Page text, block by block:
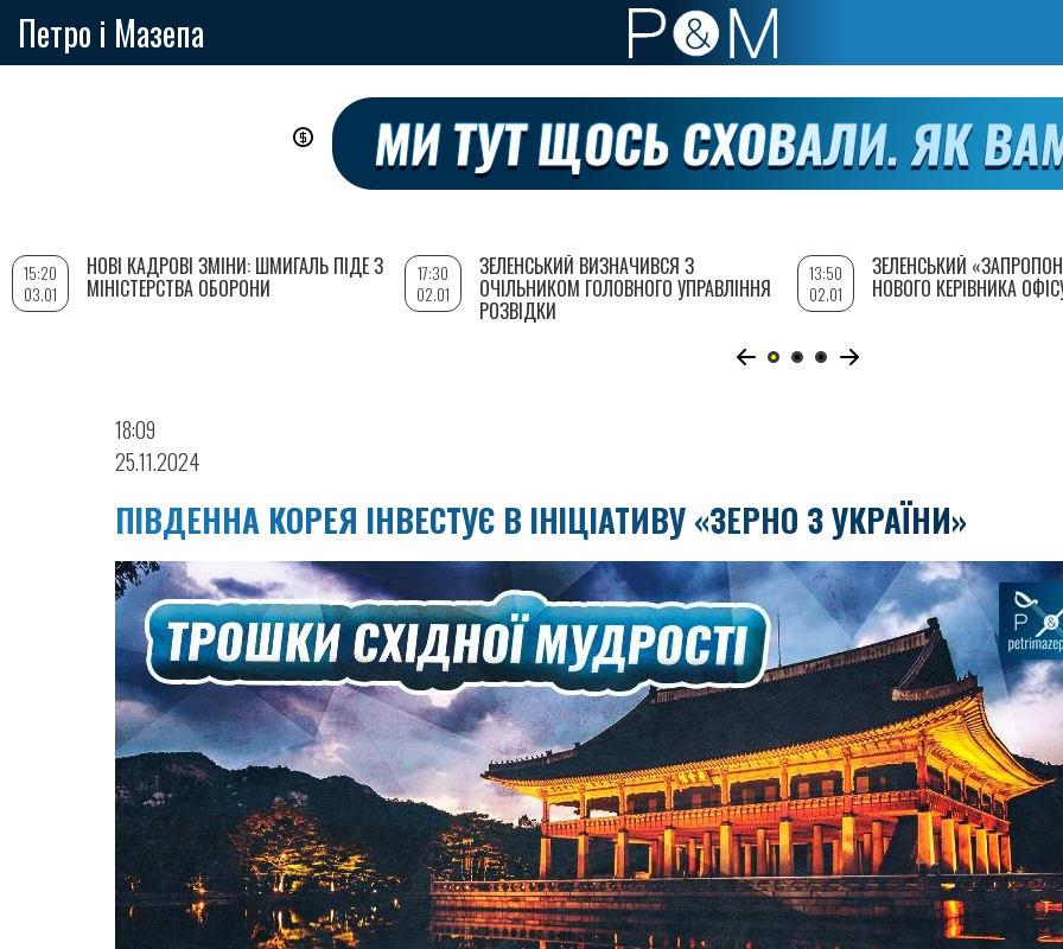
Петро і Мазепа
18:09
25.11.2024
ПІВДЕННА КОРЕЯ ІНВЕСТУЄ В ІНІЦІАТИВУ «ЗЕРНО З УКРАЇНИ»
15:20
03.01
НОВІ КАДРОВІ ЗМІНИ: ШМИГАЛЬ ПІДЕ З
МІНІСТЕРСТВА ОБОРОНИ
17:30
02.01
ЗЕЛЕНСЬКИЙ ВИЗНАЧИВСЯ З
ОЧІЛЬНИКОМ ГОЛОВНОГО УПРАВЛІННЯ
РОЗВІДКИ
13:50
02.01
ЗЕЛЕНСЬКИЙ
НОВОГО КЕРІВНИКА